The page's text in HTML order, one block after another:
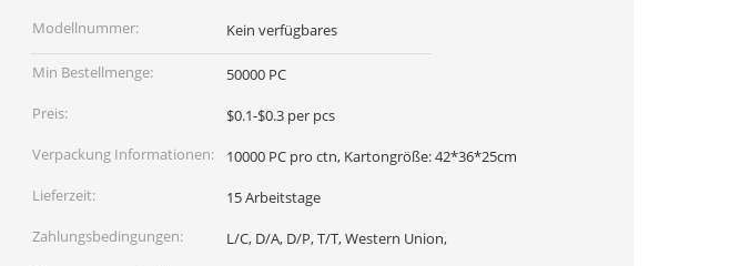
Modellnummer:
Kein verfügbares
Min Bestellmenge:
50000 PC
Preis:
$0.1-$0.3 per pcs
Verpackung Informationen:
10000 PC pro ctn, Kartongröße: 42*36*25cm
Lieferzeit:
15 Arbeitstage
Zahlungsbedingungen:
L/C, D/A, D/P, T/T, Western Union,